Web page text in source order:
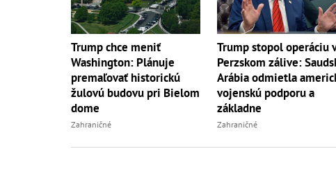
Trump chce meniť
Washington: Plánuje
premaľovať historickú
žulovú budovu pri Bielom
dome
Zahraničné
Trump stopol operáciu
Perzskom zálive:
Arábia odmietla
vojenskú podporu a
základne
Zahraničné